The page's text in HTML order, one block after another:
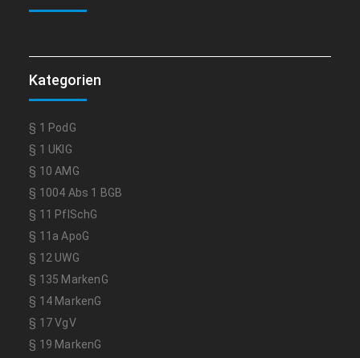
Kategorien
§ 1 PodG
§ 1 UKlG
§ 10 AMG
§ 1004 Abs 1 BGB
§ 11 PflSchG
§ 11a ApoG
§ 12 UWG
§ 135 MarkenG
§ 14 MarkenG
§ 17 VgV
§ 19 MarkenG